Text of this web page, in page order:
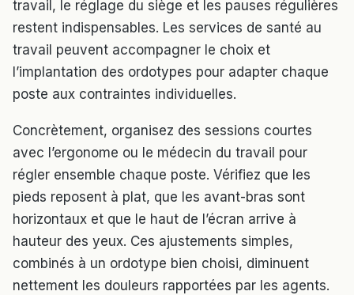
travail, le réglage du siège et les pauses régulières
restent indispensables. Les services de santé au
travail peuvent accompagner le choix et
l’implantation des ordotypes pour adapter chaque
poste aux contraintes individuelles.
Concrètement, organisez des sessions courtes
avec l’ergonome ou le médecin du travail pour
régler ensemble chaque poste. Vérifiez que les
pieds reposent à plat, que les avant-bras sont
horizontaux et que le haut de l’écran arrive à
hauteur des yeux. Ces ajustements simples,
combinés à un ordotype bien choisi, diminuent
nettement les douleurs rapportées par les agents.